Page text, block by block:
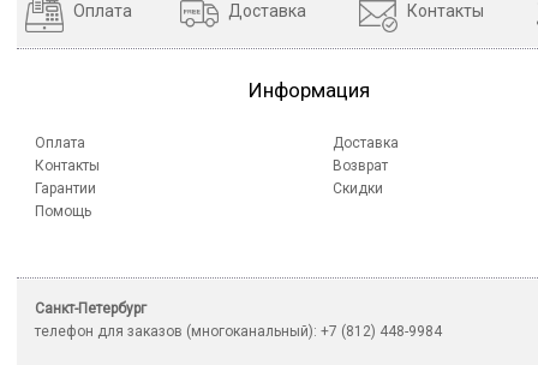
Оплата Доставка Контакты
Информация
Оплата
Контакты
Гарантии
Помощь
Доставка
Возврат
Скидки
Санкт-Петербург
телефон для заказов (многоканальный): +7 (812) 448-9984